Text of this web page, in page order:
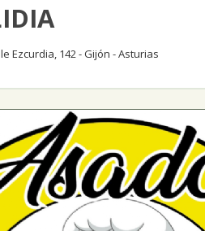
Ezcurdia, 142 - Gijón - Asturias